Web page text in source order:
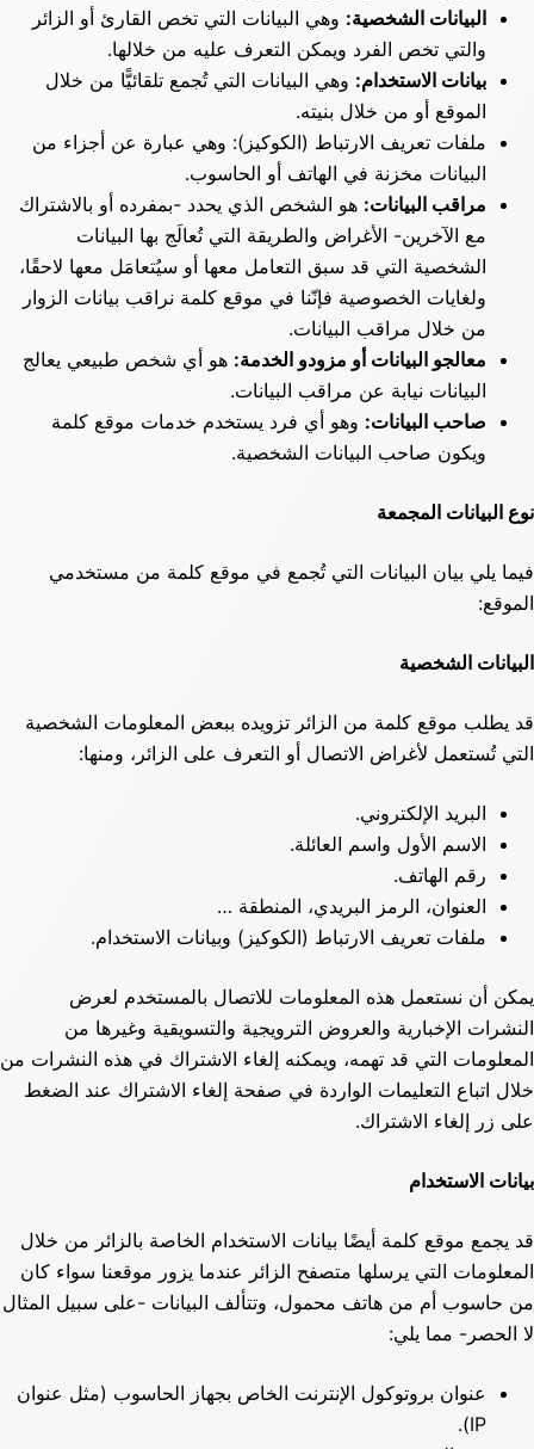
البيانات الشخصية: وهي البيانات التي تخص القارئ أو الزائر
والتي تخص الفرد ويمكن التعرف عليه من خلالها.
بيانات الاستخدام: وهي البيانات التي تُجمع تلقائيًّا من خلال
الموقع أو من خلال بنيته.
ملفات تعريف الارتباط (الكوكيز): وهي عبارة عن أجزاء من
البيانات مخزنة في الهاتف أو الحاسوب.
مراقب البيانات: هو الشخص الذي يحدد -بمفرده أو بالاشتراك
مع الآخرين- الأغراض والطريقة التي تُعالَج بها البيانات
الشخصية التي قد سبق التعامل معها أو سيُتعامَل معها لاحقًا،
ولغايات الخصوصية فإنّنا في موقع كلمة نراقب بيانات الزوار
من خلال مراقب البيانات.
معالجو البيانات أو مزودو الخدمة: هو أي شخص طبيعي يعالج
البيانات نيابة عن مراقب البيانات.
صاحب البيانات: وهو أي فرد يستخدم خدمات موقع كلمة
ويكون صاحب البيانات الشخصية.
نوع البيانات المجمعة
فيما يلي بيان البيانات التي تُجمع في موقع كلمة من مستخدمي
الموقع:
البيانات الشخصية
قد يطلب موقع كلمة من الزائر تزويده ببعض المعلومات الشخصية
التي تُستعمل لأغراض الاتصال أو التعرف على الزائر، ومنها:
البريد الإلكتروني.
الاسم الأول واسم العائلة.
رقم الهاتف.
العنوان، الرمز البريدي، المنطقة …
ملفات تعريف الارتباط (الكوكيز) وبيانات الاستخدام.
يمكن أن نستعمل هذه المعلومات للاتصال بالمستخدم لعرض
النشرات الإخبارية والعروض الترويجية والتسويقية وغيرها من
المعلومات التي قد تهمه، ويمكنه إلغاء الاشتراك في هذه النشرات من
خلال اتباع التعليمات الواردة في صفحة إلغاء الاشتراك عند الضغط
على زر إلغاء الاشتراك.
بيانات الاستخدام
قد يجمع موقع كلمة أيضًا بيانات الاستخدام الخاصة بالزائر من خلال
المعلومات التي يرسلها متصفح الزائر عندما يزور موقعنا سواء كان
من حاسوب أم من هاتف محمول، وتتألف البيانات -على سبيل المثال
لا الحصر- مما يلي:
عنوان بروتوكول الإنترنت الخاص بجهاز الحاسوب (مثل عنوان
IP).